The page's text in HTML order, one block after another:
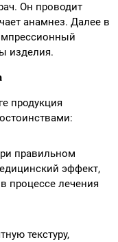
Он проводит
анамнез. Далее в
изделия.
продукция
правильном
эффект,
процессе лечения
текстуру,